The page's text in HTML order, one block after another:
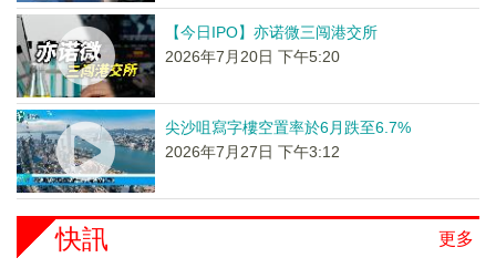
【今日IPO】亦诺微三闯港交所
2026年7月20日 下午5:20
尖沙咀寫字樓空置率於6月跌至6.7%
2026年7月27日 下午3:12
更多
快訊